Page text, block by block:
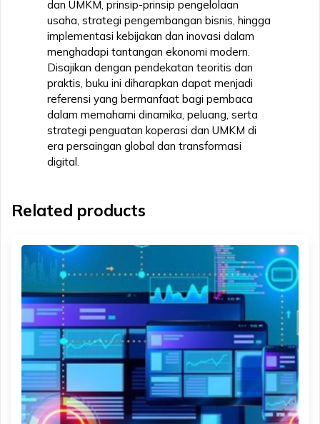
dan UMKM, prinsip-prinsip pengelolaan
usaha, strategi pengembangan bisnis, hingga
implementasi kebijakan dan inovasi dalam
menghadapi tantangan ekonomi modern.
Disajikan dengan pendekatan teoritis dan
praktis, buku ini diharapkan dapat menjadi
referensi yang bermanfaat bagi pembaca
dalam memahami dinamika, peluang, serta
strategi penguatan koperasi dan UMKM di
era persaingan global dan transformasi
digital.
Related products